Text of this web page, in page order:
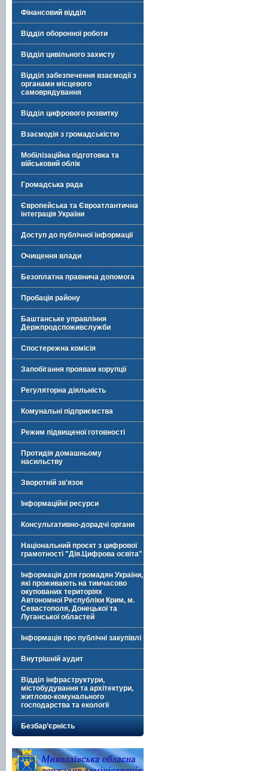
Фінансовий відділ
Відділ оборонної роботи
Відділ цивільного захисту
Відділ забезпечення взаємодії з
органами місцевого
самоврядування
Відділ цифрового розвитку
Взаємодія з громадськістю
Мобілізаційна підготовка та
військовий облік
Громадська рада
Європейська та Євроатлантична
інтеграція України
Доступ до публічної інформації
Очищення влади
Безоплатна правнича допомога
Пробація району
Баштанське управління
Держпродспоживслужби
Спостережна комісія
Запобігання проявам корупції
Регуляторна діяльність
Комунальні підприємства
Режим підвищеної готовності
Протидія домашньому
насильству
Зворотній зв'язок
Інформаційні ресурси
Консультативно-дорадчі органи
Національний проєкт з цифрової
грамотності "Дія.Цифрова освіта"
Інформація для громадян України,
які проживають на тимчасово
окупованих територіях
Автономної Республіки Крим, м.
Севастополя, Донецької та
Луганської областей
Інформація про публічні закупівлі
Внутрішній аудит
Відділ інфраструктури,
містобудування та архітектури,
житлово-комунального
господарства та екології
Безбар’єрність